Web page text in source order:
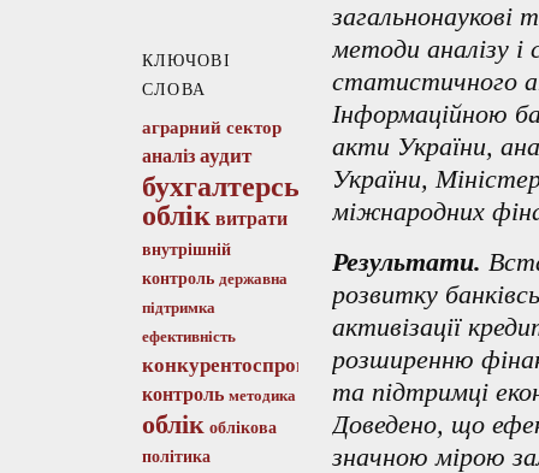
КЛЮЧОВІ
СЛОВА
аграрний сектор
аналіз аудит
бухгалтерський
облік витрати
внутрішній
контроль державна
підтримка
ефективність
конкурентоспроможність
контроль методика
облік облікова
політика
загальнонаукові
методи аналізу і
статистичного
Інформаційною
акти України,
України,
міжнародних
Результати.
розвитку
активізації
розширенню
та підтримці
Доведено, що
значною мірою